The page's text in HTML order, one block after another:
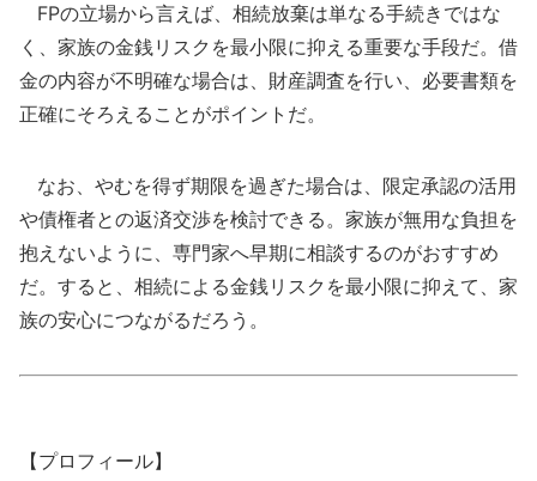
FPの立場から言えば、相続放棄は単なる手続きではな
く、家族の金銭リスクを最小限に抑える重要な手段だ。借
金の内容が不明確な場合は、財産調査を行い、必要書類を
正確にそろえることがポイントだ。
なお、やむを得ず期限を過ぎた場合は、限定承認の活用
や債権者との返済交渉を検討できる。家族が無用な負担を
抱えないように、専門家へ早期に相談するのがおすすめ
だ。すると、相続による金銭リスクを最小限に抑えて、家
族の安心につながるだろう。
【プロフィール】